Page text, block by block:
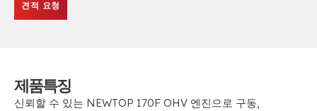
견적 요청
제품특징
신뢰할 수 있는 NEWTOP 170F OHV 엔진으로 구동,